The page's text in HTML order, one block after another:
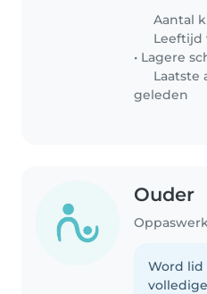
Aantal
Leeftijd
• Lagere
Laatste
geleden
Ouder
Word lid